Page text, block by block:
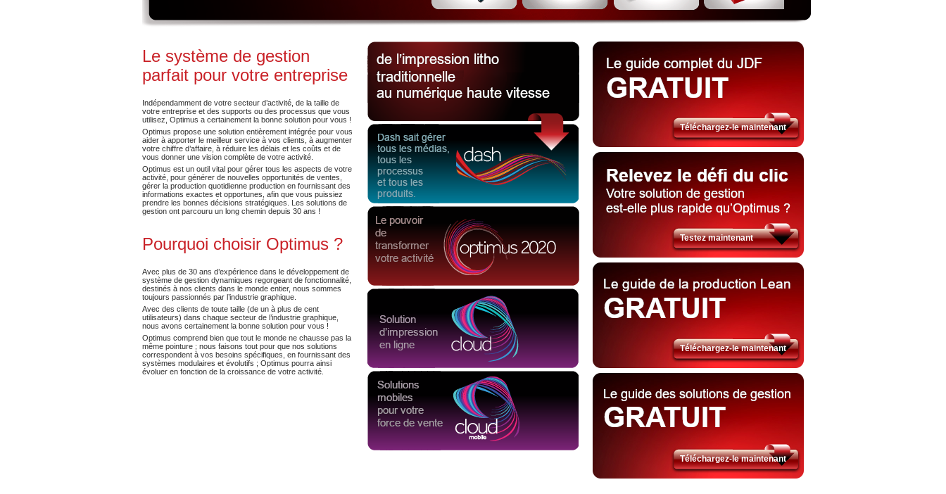
Téléchargez-le maintenant​
Testez maintenant​
Téléchargez-le maintenant​
Téléchargez-le maintenant​
Le système de gestion
parfait pour votre entreprise
Indépendamment de votre secteur d’activité, de la taille de
votre entreprise et des supports ou des processus que vous
utilisez, Optimus a certainement la bonne solution pour vous !
Optimus propose une solution entièrement intégrée pour vous
aider à apporter le meilleur service à vos clients, à augmenter
votre chiffre d’affaire, à réduire les délais et les coûts et de
vous donner une vision complète de votre activité.
Optimus est un outil vital pour gérer tous les aspects de votre
activité, pour générer de nouvelles opportunités de ventes,
gérer la production quotidienne production en fournissant des
informations exactes et opportunes, afin que vous puissiez
prendre les bonnes décisions stratégiques. Les solutions de
gestion ont parcouru un long chemin depuis 30 ans !
Pourquoi choisir Optimus ?
Avec plus de 30 ans d’expérience dans le développement de
système de gestion dynamiques regorgeant de fonctionnalité,
destinés à nos clients dans le monde entier, nous sommes
toujours passionnés par l’industrie graphique.
Avec des clients de toute taille (de un à plus de cent
utilisateurs) dans chaque secteur de l’industrie graphique,
nous avons certainement la bonne solution pour vous !
Optimus comprend bien que tout le monde ne chausse pas la
même pointure ; nous faisons tout pour que nos solutions
correspondent à vos besoins spécifiques, en fournissant des
systèmes modulaires et évolutifs ; Optimus pourra ainsi
évoluer en fonction de la croissance de votre activité.